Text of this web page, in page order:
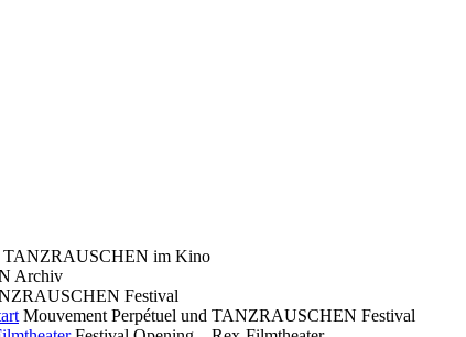
TANZRAUSCHEN im Kino
Archiv
Festival
Mouvement Perpétuel und TANZRAUSCHEN Festival